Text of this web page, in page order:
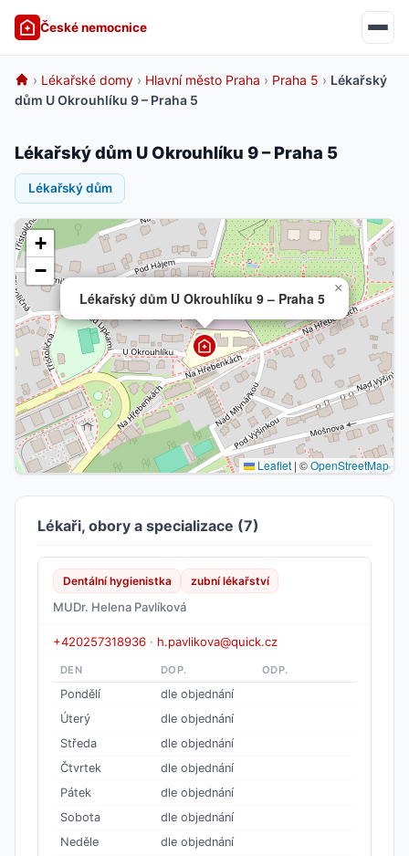
České nemocnice
› Lékařské domy › Hlavní město Praha › Praha 5 › Lékařský
dům U Okrouhlíku 9 – Praha 5
Lékařský dům U Okrouhlíku 9 – Praha 5
Lékařský dům
Lékařský dům U Okrouhlíku 9 – Praha 5
×
+
−
Leaflet | ©OpenStreetMap
Lékaři, obory a specializace (7)
Dentální hygienistka zubní lékařství
MUDr. Helena Pavlíková
+420257318936 · h.pavlikova@quick.cz
DEN DOP. ODP.
Pondělí
dle objednání
Úterý
dle objednání
Středa
dle objednání
Čtvrtek
dle objednání
Pátek
dle objednání
Sobota
dle objednání
Neděle
dle objednání